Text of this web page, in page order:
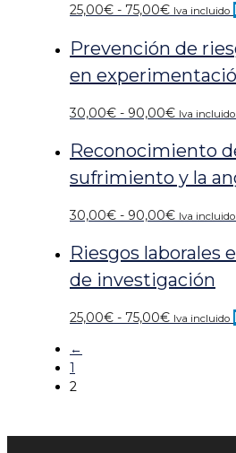
32,50€
97,50€
25,00€ - 75,00€Rango
precios:
desde
25,00€
75,00€
Iva incluido
Prevención de
en
30,00€ - 90,00€Rango
precios:
desde
30,00€
90,00€
Iva incluido
Reconocimiento
sufrimiento y la
30,00€ - 90,00€Rango
precios:
desde
30,00€
90,00€
Iva incluido
Riesgos laborales
de investigación
25,00€ - 75,00€Rango
Iva incluido
←
1
2